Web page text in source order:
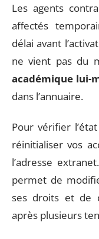
Les agents
affectés
délai avant
ne vient pas du
académique lui-
dans l’annuaire.
Pour vérifier
réinitialiser vos
l’adresse
permet de
ses droits et de
après plusieurs